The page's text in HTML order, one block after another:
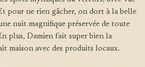
pour ne rien gâcher, on dort à la belle
nuit magnifique préservée de toute
plus, Damien fait super bien la
maison avec des produits locaux.